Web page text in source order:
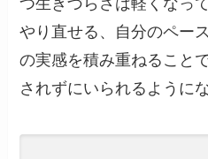
つ生きづらさは軽くなっ
やり直せる、自分のペ
の実感を積み重ねること
されずにいられるように